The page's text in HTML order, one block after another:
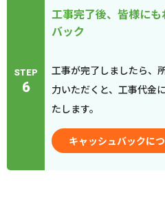
STEP
6
工事完了後、皆様に
バック
工事が完了しましたら、
力いただくと、工事代金
たします。
キャッシュバックに